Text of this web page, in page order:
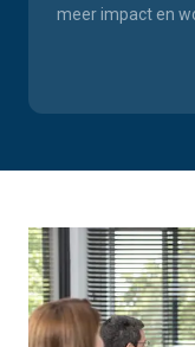
meer impact en